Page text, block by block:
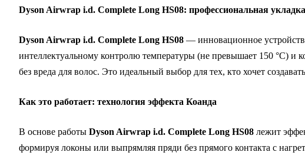
Dyson Airwrap i.d. Complete Long HS08: профессиональная
Dyson Airwrap i.d. Complete Long HS08 — инновационное
интеллектуальному контролю температуры (не превышает 150 °C) и
без вреда для волос. Это идеальный выбор для тех, кто хочет
Как это работает: технология эффекта Коанда
В основе работы Dyson Airwrap i.d. Complete Long HS08 лежит
формируя локоны или выпрямляя пряди без прямого контакта с